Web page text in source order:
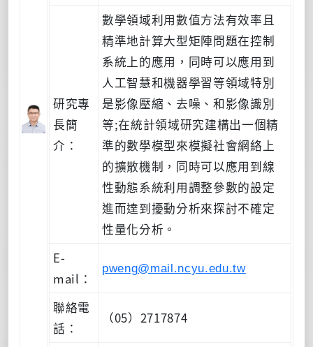
研究專
長簡
介：
數學領域利用數值方法有效率且
精準地計算大型矩陣問題在控制
系統上的應用，同時可以應用到
人工智慧和機器學習等領域特別
是影像壓縮、去噪、和影像識別
等;在統計領域研究建構出一個精
準的數學模型來模擬社會網絡上
的擴散機制，同時可以應用到線
性動態系統利用調整參數的設定
進而達到擾動分析來探討不確定
性量化分析。
E-
mail：
pweng@mail.ncyu.edu.tw
聯絡電
話：
（05）2717874